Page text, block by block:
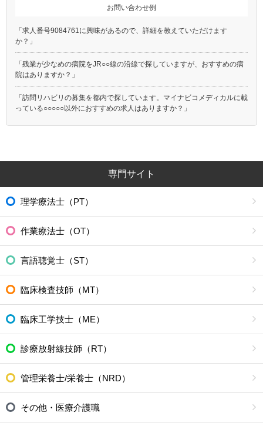
お問い合わせ例
「求人番号9084761に興味があるので、詳細を教えていただけます
か？」
「残業が少なめの病院をJR○○線の沿線で探していますが、おすすめの病
院はありますか？」
「訪問リハビリの募集を都内で探しています。マイナビコメディカルに載
っている○○○○○以外におすすめの求人はありますか？」
専門サイト
理学療法士（PT）
作業療法士（OT）
言語聴覚士（ST）
臨床検査技師（MT）
臨床工学技士（ME）
診療放射線技師（RT）
管理栄養士/栄養士（NRD）
その他・医療介護職